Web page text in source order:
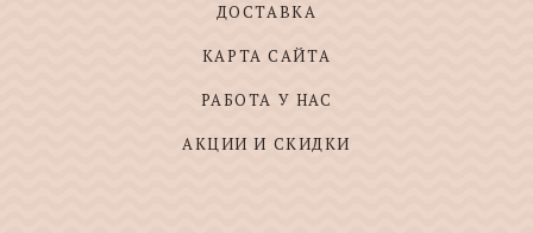
ДОСТАВКА
КАРТА САЙТА
РАБОТА У НАС
АКЦИИ И СКИДКИ